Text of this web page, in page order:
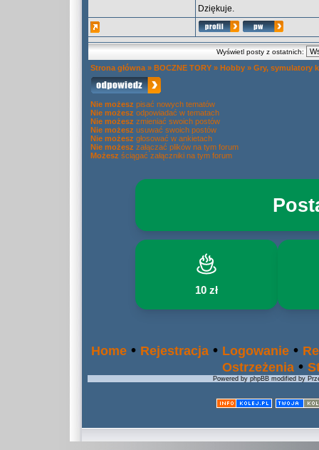
Dziękuje.
Wyświetl posty z ostatnich:
Strona główna » BOCZNE TORY » Hobby » Gry, symulatory
Nie możesz pisać nowych tematów
Nie możesz odpowiadać w tematach
Nie możesz zmieniać swoich postów
Nie możesz usuwać swoich postów
Nie możesz głosować w ankietach
Nie możesz załączać plików na tym forum
Możesz ściągać załączniki na tym forum
10 zł
Home • Rejestracja • Logowanie •
Ostrzeżenia •
Powered by phpBB modified by